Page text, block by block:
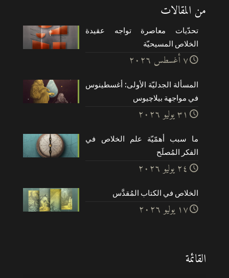
من المقالات
تحدّيات معاصرة تواجه عقيدة
الخلاص المسيحيّة
۷ أغسطس ۲۰۲٦
المسألة الجدليّة الأولى: أغسطينوس
في مواجهة بيلاچيوس
۳۱ يوليو ۲۰۲٦
ما سبب أهمّيّة علم الخلاص في
الفكر المُصلَح
۲٤ يوليو ۲۰۲٦
الخلاص في الكتاب المُقدَّس
۱۷ يوليو ۲۰۲٦
القائمة